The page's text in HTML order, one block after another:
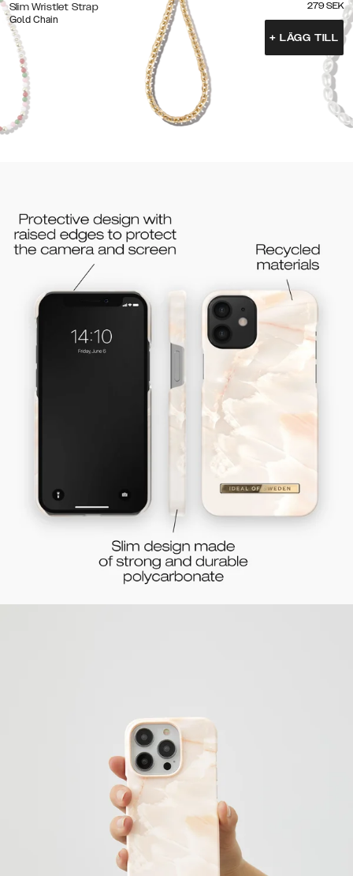
Slim Wristlet Strap
Gold Chain
279 SEK
+ LÄGG TILL